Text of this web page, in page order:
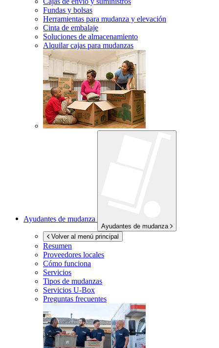
Fundas y bolsas
Herramientas para mudanza y elevación
Cinta de embalaje
Soluciones de almacenamiento
Alquilar cajas para mudanzas
Ayudantes de mudanza
Ayudantes de mudanza
Volver al menú principal
Resumen
Proveedores locales
Cómo funciona
Servicios
Tipos de mudanzas
Servicios U-Box
Preguntas frecuentes